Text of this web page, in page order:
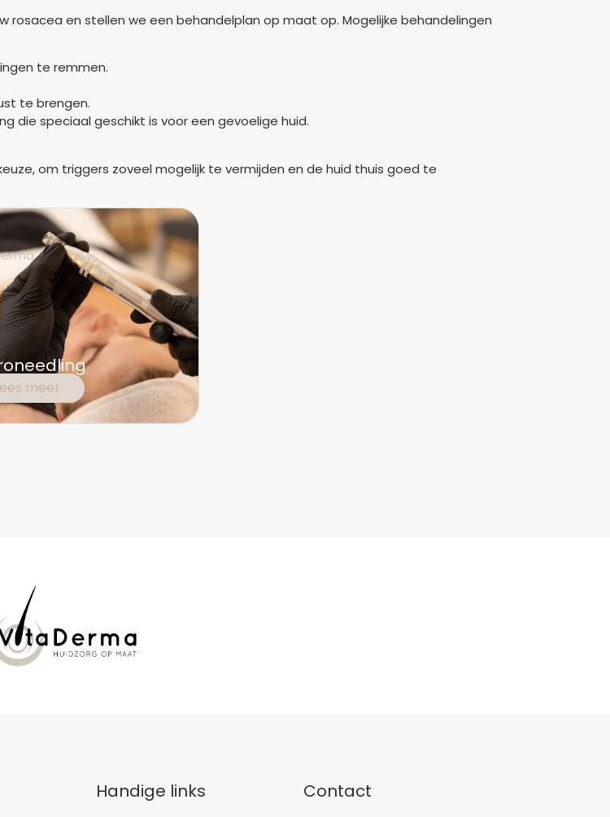
rosacea en stellen we een behandelplan op maat op. Mogelijke behandelingen
te remmen.
te brengen.
die speciaal geschikt is voor een gevoelige huid.
om triggers zoveel mogelijk te vermijden en de huid thuis goed te
meer
Handige links Contact